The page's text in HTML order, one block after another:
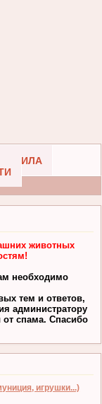
ПРАВИЛА
животных
необходимо
тем и ответов,
администратору
спама. Спасибо
игрушки...)